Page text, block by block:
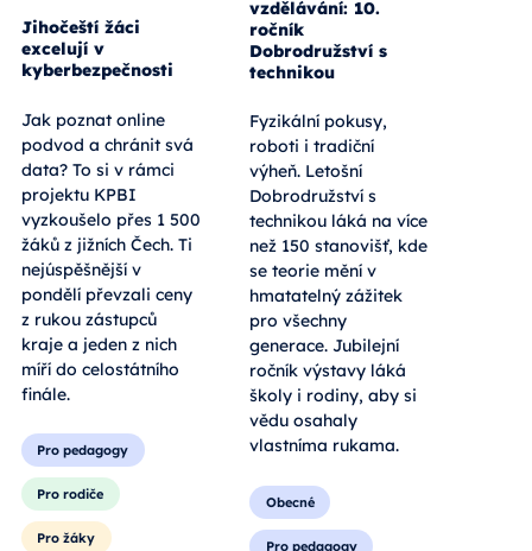
Jihočeští žáci
excelují v
kyberbezpečnosti
Jak poznat online
podvod a chránit svá
data? To si v rámci
projektu KPBI
vyzkoušelo přes 1 500
žáků z jižních Čech. Ti
nejúspěšnější v
pondělí převzali ceny
z rukou zástupců
kraje a jeden z nich
míří do celostátního
finále.
Pro pedagogy
Pro rodiče
Pro žáky
jihočeského
technického
vzdělávání: 10.
Dobrodružství s
technikou
Fyzikální pokusy,
roboti i tradiční
výheň. Letošní
Dobrodružství s
technikou láká na více
než 150 stanovišť, kde
se teorie mění v
hmatatelný zážitek
pro všechny
generace. Jubilejní
ročník výstavy láká
školy i rodiny, aby si
vlastníma rukama.